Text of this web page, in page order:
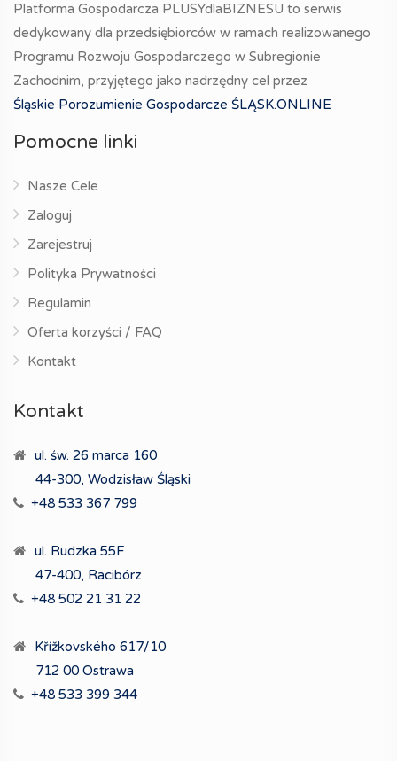
Platforma Gospodarcza PLUSYdlaBIZNESU to serwis
dedykowany dla przedsiębiorców w ramach realizowanego
Programu Rozwoju Gospodarczego w Subregionie
Zachodnim, przyjętego jako nadrzędny cel przez
Śląskie Porozumienie Gospodarcze ŚLĄSK.ONLINE
Pomocne linki
Nasze Cele
Zaloguj
Zarejestruj
Polityka Prywatności
Regulamin
Oferta korzyści / FAQ
Kontakt
Kontakt
ul. św. 26 marca 160
44-300, Wodzisław Śląski
+48 533 367 799
ul. Rudzka 55F
47-400, Racibórz
+48 502 21 31 22
Křížkovského 617/10
712 00 Ostrawa
+48 533 399 344